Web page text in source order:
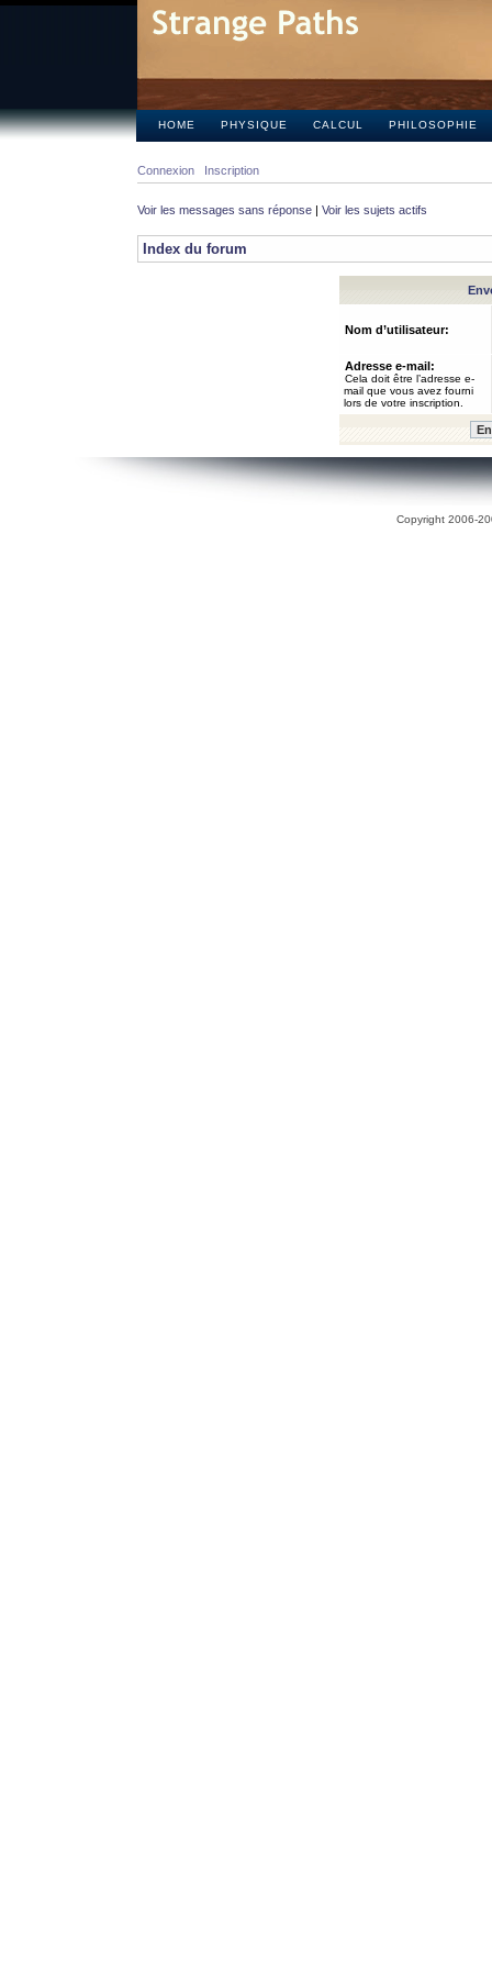
HOME PHYSIQUE CALCUL PHILOSOPHIE
Connexion Inscription
Voir les messages sans réponse | Voir les sujets actifs
Index du forum
Nom d’utilisateur:
Adresse e-mail:
Cela doit être l’adresse e-
mail que vous avez fourni
lors de votre inscription.
Copyright 2006-